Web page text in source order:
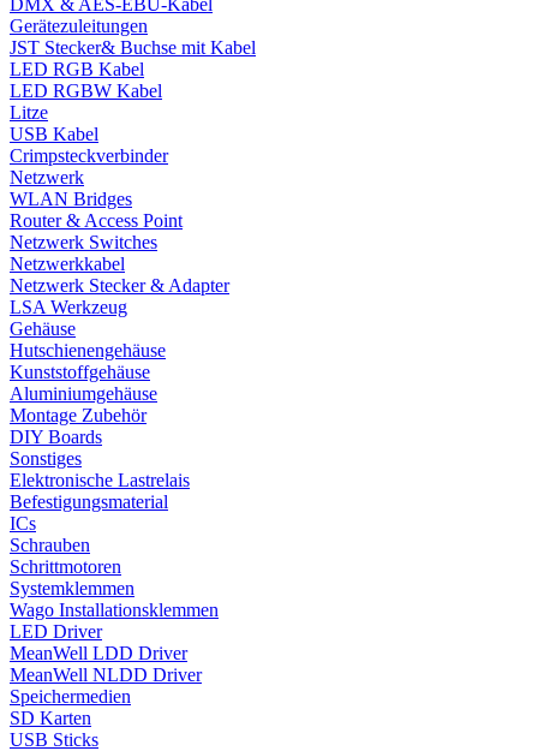
DMX & AES-EBU-Kabel
Gerätezuleitungen
JST Stecker& Buchse mit Kabel
LED RGB Kabel
LED RGBW Kabel
Litze
USB Kabel
Crimpsteckverbinder
Netzwerk
WLAN Bridges
Router & Access Point
Netzwerk Switches
Netzwerkkabel
Netzwerk Stecker & Adapter
LSA Werkzeug
Gehäuse
Hutschienengehäuse
Kunststoffgehäuse
Aluminiumgehäuse
Montage Zubehör
DIY Boards
Sonstiges
Elektronische Lastrelais
Befestigungsmaterial
ICs
Schrauben
Schrittmotoren
Systemklemmen
Wago Installationsklemmen
LED Driver
MeanWell LDD Driver
MeanWell NLDD Driver
Speichermedien
SD Karten
USB Sticks